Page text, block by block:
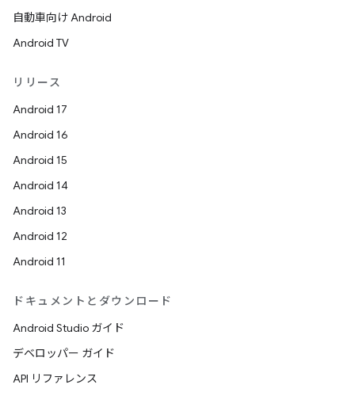
自動車向け Android
Android TV
リリース
Android 17
Android 16
Android 15
Android 14
Android 13
Android 12
Android 11
ドキュメントとダウンロード
Android Studio ガイド
デベロッパー ガイド
API リファレンス